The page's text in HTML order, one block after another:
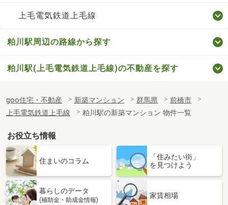
上毛電気鉄道上毛線
粕川駅周辺の路線から探す
粕川駅(上毛電気鉄道上毛線)の不動産を探す
goo住宅・不動産 新築マンション 群馬県
前橋市
上毛電気鉄道上毛線
粕川駅の新築マンション 物件一覧
お役立ち情報
住まいのコラム
「住みたい街」
を見つけよう
暮らしのデータ
(補助金・助成金情報)
家賃相場